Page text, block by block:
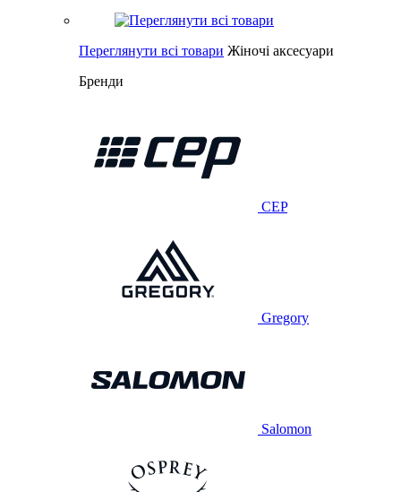
Переглянути всі товари Жіночі аксесуари
Бренди
CEP
Gregory
Salomon